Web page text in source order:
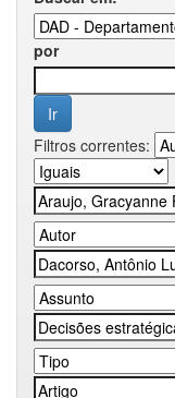
por
Filtros correntes: